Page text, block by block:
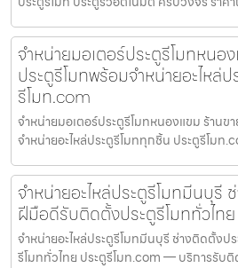
จำหน่ายมอเตอร์ประตูรีโมทหนอ
ประตูรีโมทพร้อมจำหน่ายอะไหล่
รีโมท.com
จำหน่ายมอเตอร์ประตูรีโมทหนองแขม ร้านข
จำหน่ายอะไหล่ประตูรีโมททุกชิ้น ประตูรีโม
จำหน่ายอะไหล่ประตูรีโมทมีนบุรี
ฝีมือดีรับติดตั้งประตูรีโมททั่วไท
จำหน่ายอะไหล่ประตูรีโมทมีนบุรี ช่างติดตั้ง
รีโมททั่วไทย ประตูรีโมท.com — บริการรับ